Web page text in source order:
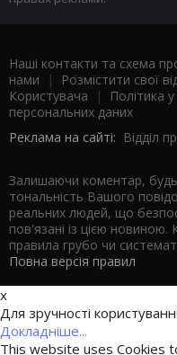
Наші контакти та схема
нами | Розмістити свої
Користувача |
Політика
персональних даних
Реклама на сайті: Відділ
Залишаючи коментар,
тональність Вашого
реальних людей, що
пов'язані із цією новиною.
правила грубо чи
Повна версія правил
x
Для зручності
Докладніше...
This website uses Cookies